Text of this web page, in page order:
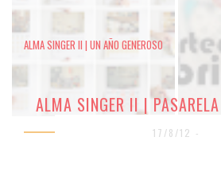
ALMA SINGER II | UN AÑO GENEROSO
ALMA SINGER II | PASARELA
17/8/12 -